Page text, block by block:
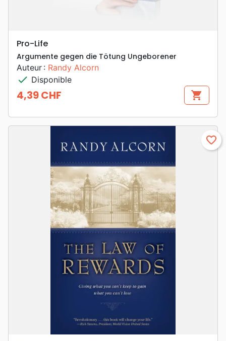
Pro-Life
Argumente gegen die Tötung Ungeborener
Auteur : Randy Alcorn
check Disponible
Prix
4,39 CHF shopping_cart
favorite_border